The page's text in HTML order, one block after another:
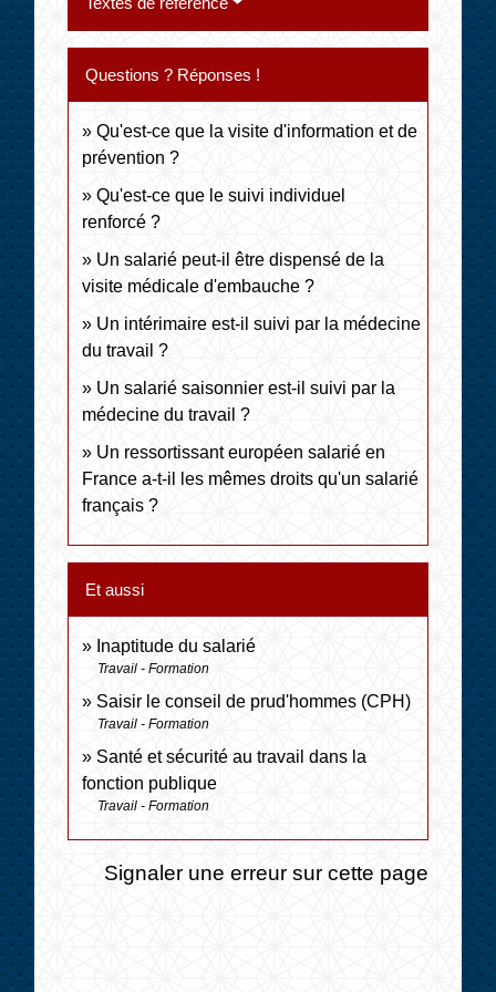
Questions ? Réponses !
Qu'est-ce que la visite d'information et de
prévention ?
Qu'est-ce que le suivi individuel
renforcé ?
Un salarié peut-il être dispensé de la
visite médicale d'embauche ?
Un intérimaire est-il suivi par la médecine
du travail ?
Un salarié saisonnier est-il suivi par la
médecine du travail ?
Un ressortissant européen salarié en
France a-t-il les mêmes droits qu'un salarié
français ?
Et aussi
Inaptitude du salarié
Travail - Formation
Saisir le conseil de prud'hommes (CPH)
Travail - Formation
Santé et sécurité au travail dans la
fonction publique
Travail - Formation
Signaler une erreur sur cette page